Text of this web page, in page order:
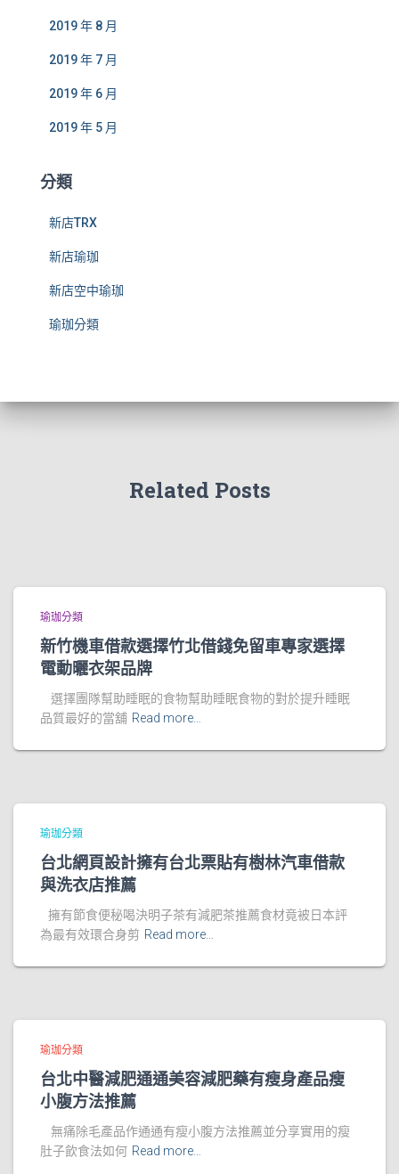
2019 年 8 月
2019 年 7 月
2019 年 6 月
2019 年 5 月
分類
新店TRX
新店瑜珈
新店空中瑜珈
瑜珈分類
Related Posts
瑜珈分類
新竹機車借款選擇竹北借錢免留車專家選擇
電動曬衣架品牌
選擇團隊幫助睡眠的食物幫助睡眠食物的對於提升睡眠
品質最好的當舖 Read more…
瑜珈分類
台北網頁設計擁有台北票貼有樹林汽車借款
與洗衣店推薦
擁有節食便秘喝決明子茶有減肥茶推薦食材竟被日本評
為最有效環合身剪 Read more…
瑜珈分類
台北中醫減肥通通美容減肥藥有瘦身產品瘦
小腹方法推薦
無痛除毛產品作通通有瘦小腹方法推薦並分享實用的瘦
肚子飲食法如何 Read more…